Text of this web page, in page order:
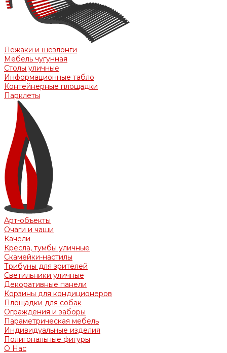
Лежаки и шезлонги
Мебель чугунная
Столы уличные
Информационные табло
Контейнерные площадки
Парклеты
Арт-объекты
Очаги и чаши
Качели
Кресла, тумбы уличные
Скамейки-настилы
Трибуны для зрителей
Светильники уличные
Декоративные панели
Корзины для кондиционеров
Площадки для собак
Ограждения и заборы
Параметрическая мебель
Индивидуальные изделия
Полигональные фигуры
О Нас